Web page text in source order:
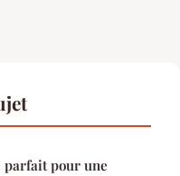
parfait pour une